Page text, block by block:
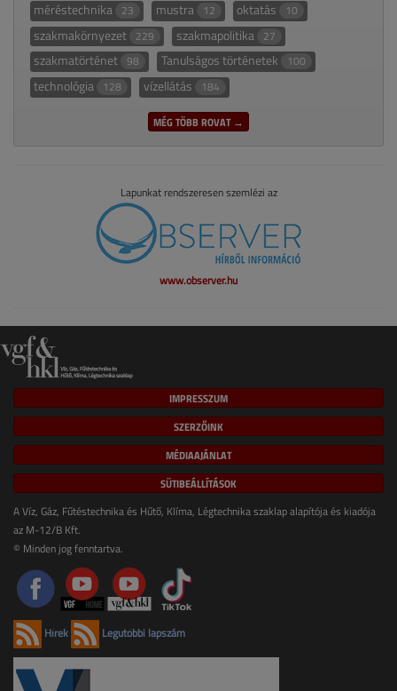
méréstechnika 23 mustra 12 oktatás 10
szakmakörnyezet 229 szakmapolitika 27
szakmatörténet 98 Tanulságos történetek 100
technológia 128 vízellátás 184
MÉG TÖBB ROVAT →
Lapunkat rendszeresen szemlézi az
www.observer.hu
IMPRESSZUM
SZERZŐINK
MÉDIAAJÁNLAT
SÜTIBEÁLLÍTÁSOK
A Víz, Gáz, Fűtéstechnika és Hűtő, Klíma, Légtechnika szaklap alapítója és kiadója
az M-12/B Kft.
© Minden jog fenntartva.
Hírek Legutóbbi lapszám